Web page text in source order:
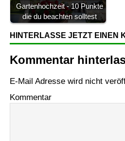
Gartenhochzeit - 10 Punkte
die du beachten solltest
HINTERLASSE JETZT EINEN
Kommentar
E-Mail Adresse wird nicht
Kommentar